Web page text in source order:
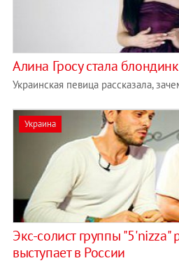
Алина Гросу стала
Украинская певица рассказала,
Украина
Экс-солист группы "5'nizza"
выступает в России